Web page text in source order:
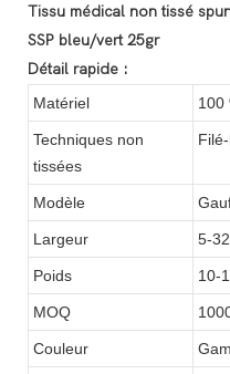
Tissu médical non tissé
SSP bleu/vert 25gr
Détail rapide :
Matériel 100
Techniques non
tissées
Modèle
Largeur 5-
Poids 10-
MOQ
Couleur